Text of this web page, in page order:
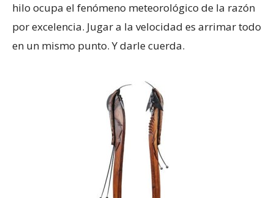
hilo ocupa el fenómeno meteorológico de la razón
por excelencia. Jugar a la velocidad es arrimar todo
en un mismo punto. Y darle cuerda.